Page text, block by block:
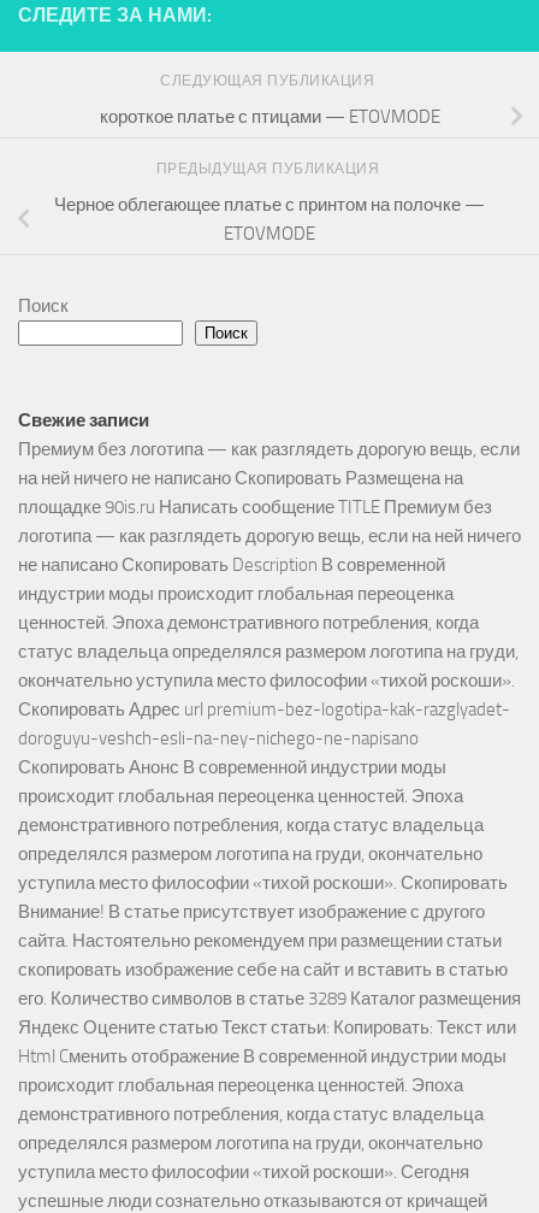
СЛЕДИТЕ ЗА НАМИ:
СЛЕДУЮЩАЯ ПУБЛИКАЦИЯ
короткое платье с птицами — ETOVMODE
ПРЕДЫДУЩАЯ ПУБЛИКАЦИЯ
Черное облегающее платье с принтом на полочке —
ETOVMODE
Поиск
Поиск
Свежие записи
Премиум без логотипа — как разглядеть дорогую вещь, если
на ней ничего не написано Скопировать Размещена на
площадке 90is.ru Написать сообщение TITLE Премиум без
логотипа — как разглядеть дорогую вещь, если на ней ничего
не написано Скопировать Description В современной
индустрии моды происходит глобальная переоценка
ценностей. Эпоха демонстративного потребления, когда
статус владельца определялся размером логотипа на груди,
окончательно уступила место философии «тихой роскоши».
Скопировать Адрес url premium-bez-logotipa-kak-razglyadet-
doroguyu-veshch-esli-na-ney-nichego-ne-napisano
Скопировать Анонс В современной индустрии моды
происходит глобальная переоценка ценностей. Эпоха
демонстративного потребления, когда статус владельца
определялся размером логотипа на груди, окончательно
уступила место философии «тихой роскоши». Скопировать
Внимание! В статье присутствует изображение с другого
сайта. Настоятельно рекомендуем при размещении статьи
скопировать изображение себе на сайт и вставить в статью
его. Количество символов в статье 3289 Каталог размещения
Яндекс Оцените статью Текст статьи: Копировать: Текст или
Html Cменить отображение В современной индустрии моды
происходит глобальная переоценка ценностей. Эпоха
демонстративного потребления, когда статус владельца
определялся размером логотипа на груди, окончательно
уступила место философии «тихой роскоши». Сегодня
успешные люди сознательно отказываются от кричащей